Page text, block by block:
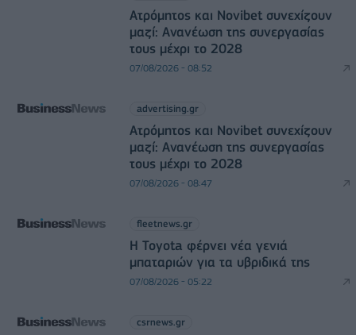
Ατρόμητος και Novibet συνεχίζουν
μαζί: Ανανέωση της συνεργασίας
τους μέχρι το 2028
07/08/2026 - 08:52
advertising.gr
Ατρόμητος και Novibet συνεχίζουν
μαζί: Ανανέωση της συνεργασίας
τους μέχρι το 2028
07/08/2026 - 08:47
fleetnews.gr
Η Toyota φέρνει νέα γενιά
μπαταριών για τα υβριδικά της
07/08/2026 - 05:22
csrnews.gr